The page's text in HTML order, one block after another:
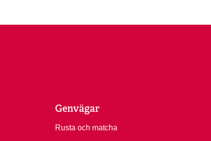
Genvägar
Rusta och matcha